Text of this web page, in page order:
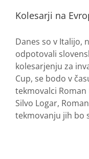
Kolesarji na
Danes so v Italijo,
odpotovali
kolesarjenju za
Cup, se bodo v
tekmovalci
Silvo Logar,
tekmovanju jih bo